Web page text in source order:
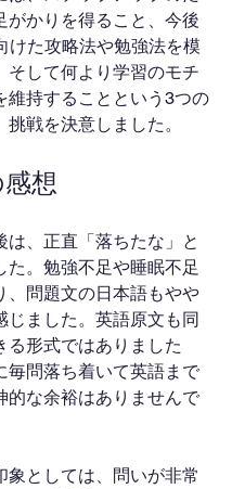
がかりを得ること、今後
けた攻略法や勉強法を模
そして何より学習のモチ
維持することという3つの
挑戦を決意しました。
想
は、正直「落ちたな」と
た。勉強不足や睡眠不足
、問題文の日本語もやや
じました。英語原文も同
る形式ではありました
毎問落ち着いて英語まで
的な余裕はありませんで
象としては、問いが非常